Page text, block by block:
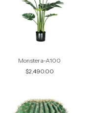
Monstera-A100
$2,490.00